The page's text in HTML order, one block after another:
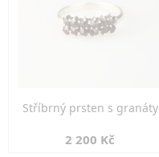
Stříbrný prsten s granáty
2 200 Kč